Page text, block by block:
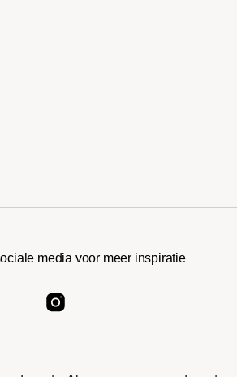
media voor meer inspiratie